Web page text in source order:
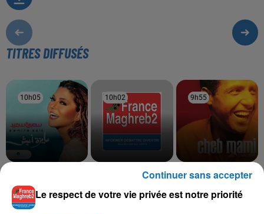
TITRES DIFFUSÉS
10h05
10h05
Hawa Hawa
10h02
10h02
SALAH EL BACHA
9h55
9h55
CHEB MAMI, IDIR
Le respect de votre vie privée est notre priorité
Continuer sans accepter